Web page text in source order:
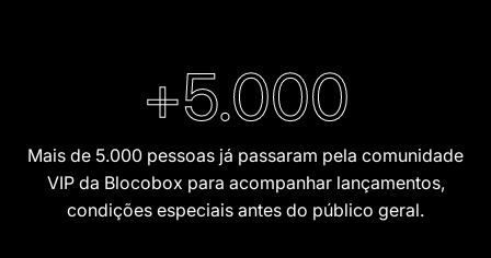
+5.000
Mais de 5.000 pessoas já passaram pela comunidade
VIP da Blocobox para acompanhar lançamentos,
condições especiais antes do público geral.